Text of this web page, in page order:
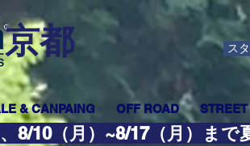
​京都 ス
& CANPAING OFF ROAD STREET
8/10（月）~8/17（月）ま